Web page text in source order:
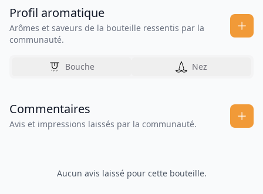
Profil aromatique
Arômes et saveurs de la bouteille ressentis par la
communauté.
Bouche Nez
Commentaires
Avis et impressions laissés par la communauté.
Aucun avis laissé pour cette bouteille.